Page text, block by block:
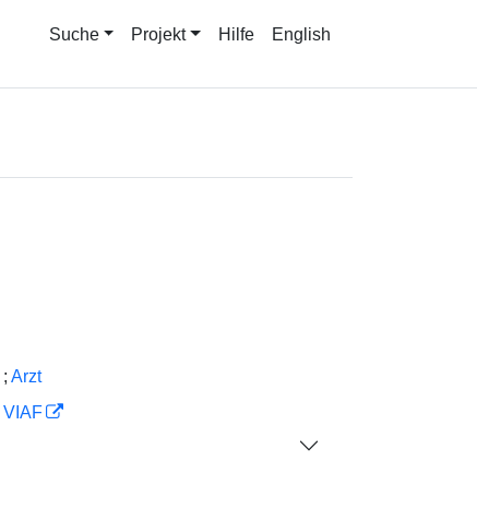
Suche Projekt Hilfe English
; Arzt
VIAF